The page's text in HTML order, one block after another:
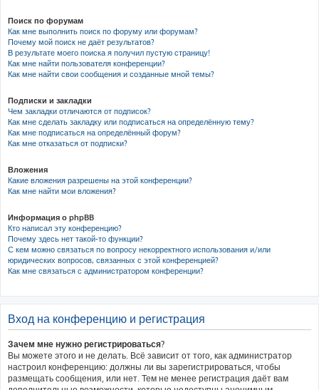
Поиск по форумам
Как мне выполнить поиск по форуму или форумам?
Почему мой поиск не даёт результатов?
В результате моего поиска я получил пустую страницу!
Как мне найти пользователя конференции?
Как мне найти свои сообщения и созданные мной темы?
Подписки и закладки
Чем закладки отличаются от подписок?
Как мне сделать закладку или подписаться на определённую тему?
Как мне подписаться на определённый форум?
Как мне отказаться от подписки?
Вложения
Какие вложения разрешены на этой конференции?
Как мне найти мои вложения?
Информация о phpBB
Кто написал эту конференцию?
Почему здесь нет такой-то функции?
С кем можно связаться по вопросу некорректного использования и/или
юридических вопросов, связанных с этой конференцией?
Как мне связаться с администратором конференции?
Вход на конференцию и регистрация
Зачем мне нужно регистрироваться?
Вы можете этого и не делать. Всё зависит от того, как администратор
настроил конференцию: должны ли вы зарегистрироваться, чтобы
размещать сообщения, или нет. Тем не менее регистрация даёт вам